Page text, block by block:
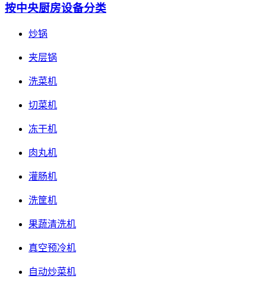
按中央厨房设备分类
炒锅
夹层锅
洗菜机
切菜机
冻干机
肉丸机
灌肠机
洗筐机
果蔬清洗机
真空预冷机
自动炒菜机